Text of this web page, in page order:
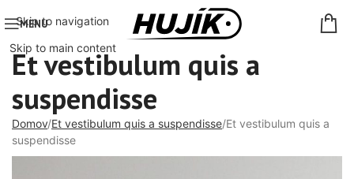
Skip to navigation
Skip to main content
MENU
Et vestibulum quis a
suspendisse
Domov Et vestibulum quis a suspendisse Et vestibulum quis a
suspendisse